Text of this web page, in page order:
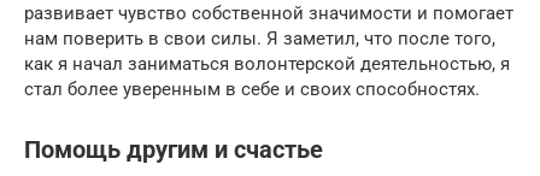
развивает чувство собственной значимости и помогает
нам поверить в свои силы. Я заметил, что после того,
как я начал заниматься волонтерской деятельностью, я
стал более уверенным в себе и своих способностях.
Помощь другим и счастье